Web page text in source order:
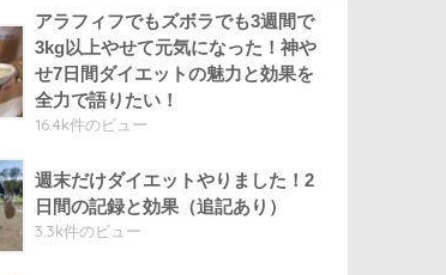
アラフィフでもズボラでも3週間で
3kg以上やせて元気になった！神や
せ7日間ダイエットの魅力と効果を
全力で語りたい！
16.4k件のビュー
週末だけダイエットやりました！2
日間の記録と効果（追記あり）
3.3k件のビュー